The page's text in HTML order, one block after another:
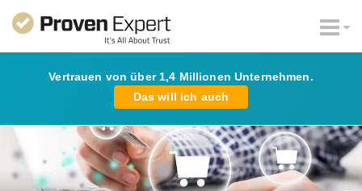
Vertrauen von über 1,4 Millionen Unternehmen.
Das will ich auch